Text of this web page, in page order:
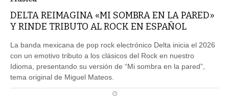
DELTA REIMAGINA «MI SOMBRA EN LA PARED»
Y RINDE TRIBUTO AL ROCK EN ESPAÑOL
La banda mexicana de pop rock electrónico Delta inicia el 2026
con un emotivo tributo a los clásicos del Rock en nuestro
Idioma, presentando su versión de “Mi sombra en la pared”,
tema original de Miguel Mateos.